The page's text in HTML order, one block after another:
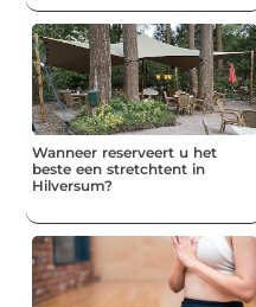
Wanneer reserveert u het
beste een stretchtent in
Hilversum?